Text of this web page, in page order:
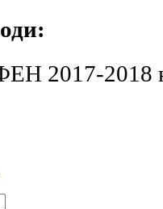
2017-2018